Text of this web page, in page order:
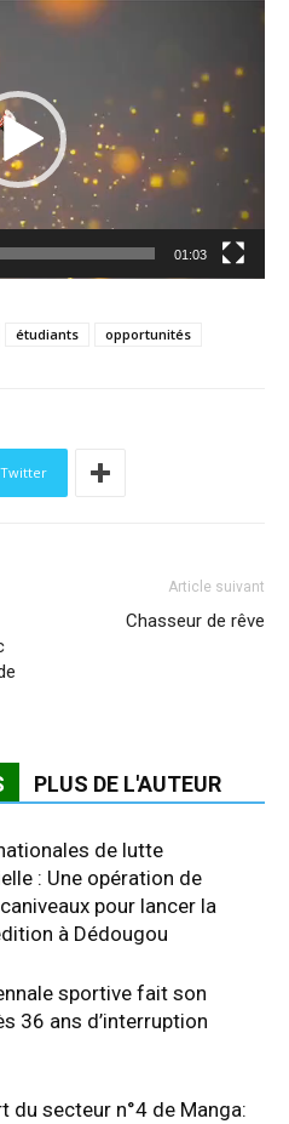
Lecteur
01:03
étudiants opportunités
Twitter
Article suivant
Chasseur de rêve
PLUS DE L'AUTEUR
de lutte
: Une opération de
pour lancer la
à Dédougou
sportive fait son
36 ans d’interruption
du secteur n°4 de Manga: